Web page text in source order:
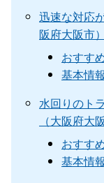
迅速な対応
阪府大阪市）
おすす
基本情報
水回りのト
（大阪府大
おすす
基本情報